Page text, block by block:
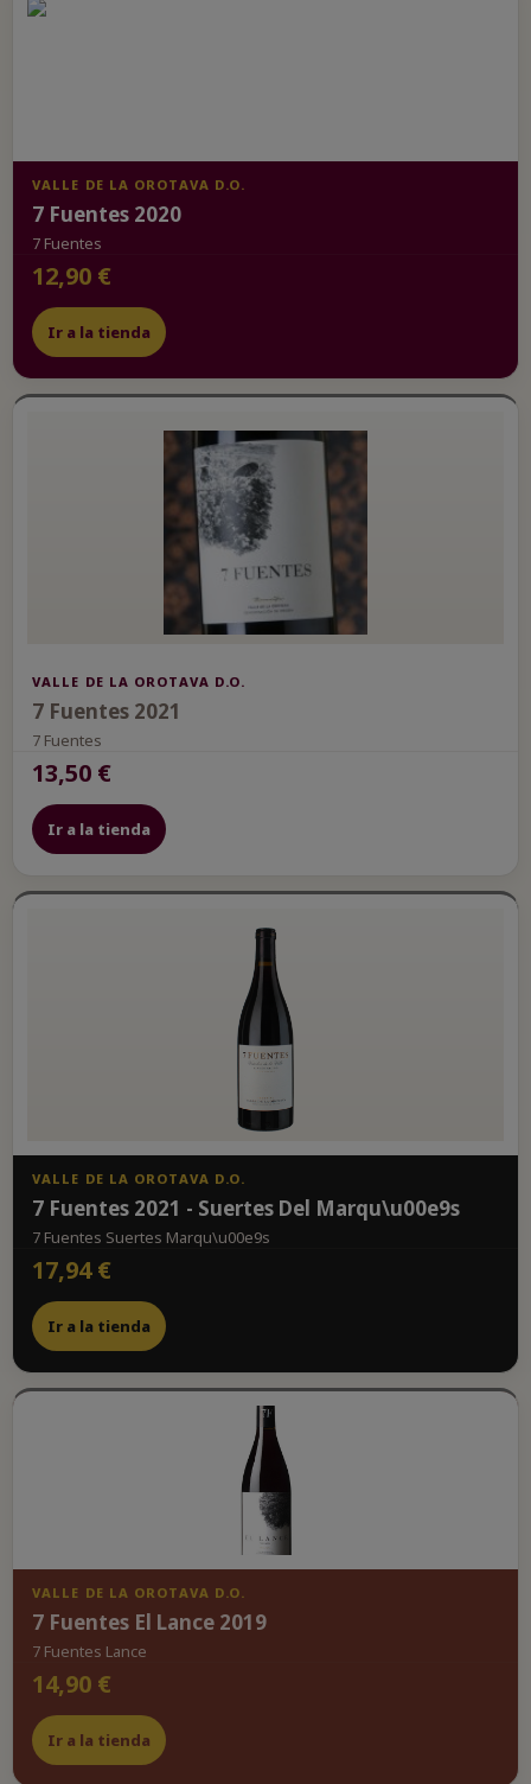
VALLE DE LA OROTAVA D.O.
7 Fuentes 2020
7 Fuentes
12,90 €
Ir a la tienda
VALLE DE LA OROTAVA D.O.
7 Fuentes 2021
7 Fuentes
13,50 €
Ir a la tienda
VALLE DE LA OROTAVA D.O.
7 Fuentes 2021 - Suertes Del Marqu\u00e9s
7 Fuentes Suertes Marqu\u00e9s
17,94 €
Ir a la tienda
VALLE DE LA OROTAVA D.O.
7 Fuentes El Lance 2019
7 Fuentes Lance
14,90 €
Ir a la tienda